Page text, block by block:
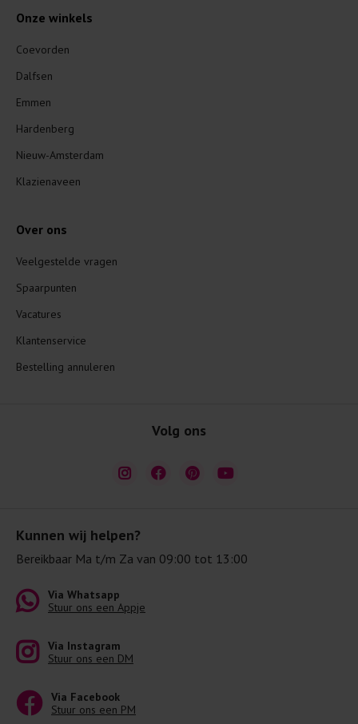
Kunnen wij helpen?
Bereikbaar Ma t/m Za van 09:00 tot 13:00
Via Whatsapp
Stuur ons een Appje
Via Instagram
Stuur ons een DM
Via Facebook
Stuur ons een PM
Onze winkels
Coevorden
Dalfsen
Emmen
Hardenberg
Nieuw-Amsterdam
Klazienaveen
Over ons
Veelgestelde vragen
Spaarpunten
Vacatures
Klantenservice
Bestelling annuleren
Volg ons